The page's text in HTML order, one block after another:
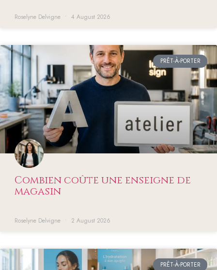
Roselyne Delvigne 4 August 2026
PRÊT-À-PORTER
Combien coûte une enseigne de
magasin
Roselyne Delvigne 2 August 2026
PRÊT-À-PORTER